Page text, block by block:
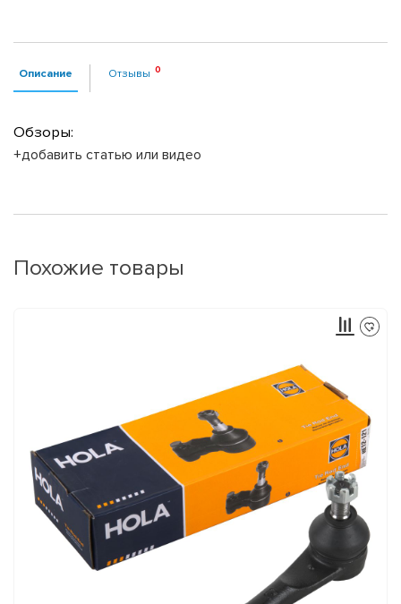
Описание Отзывы
Обзоры:
+добавить статью или видео
Похожие товары